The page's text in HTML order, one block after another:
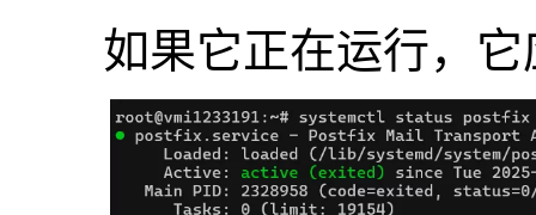
如果它正在运行，它